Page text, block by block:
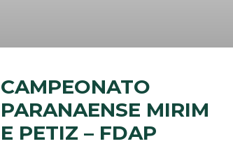
CAMPEONATO
PARANAENSE MIRIM
E PETIZ – FDAP